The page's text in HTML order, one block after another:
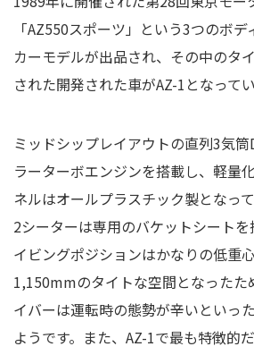
「AZ550スポーツ」という3つのボ
カーモデルが出品され、その中のタ
された開発された車がAZ-1となってい
ミッドシップレイアウトの直列3気
ラーターボエンジンを搭載し、軽量
ネルはオールプラスチック製となって
2シーターは専用のバケットシート
イビングポジションはかなりの低重
1,150mmのタイトな空間となったた
イバーは運転時の態勢が辛いといっ
ようです。また、AZ-1で最も特徴的